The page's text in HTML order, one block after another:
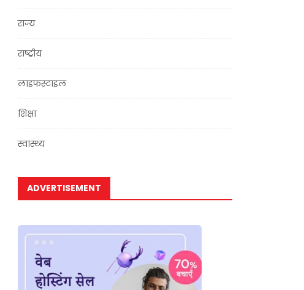
राज्य
राष्ट्रीय
लाइफस्टाइल
शिक्षा
स्वास्थ्य
ADVERTISEMENT